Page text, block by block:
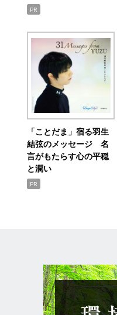
PR
「ことだま」宿る羽生
結弦のメッセージ 名
言がもたらす心の平穏
と潤い
PR